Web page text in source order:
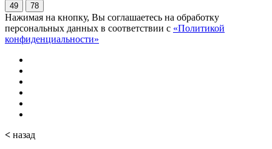
49 78
Нажимая на кнопку, Вы соглашаетесь на обработку
персональных данных в соответствии с «Политикой
конфиденциальности»
< назад